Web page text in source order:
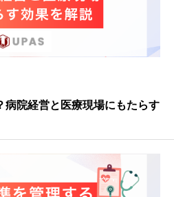
病院経営と医療現場にもたらす